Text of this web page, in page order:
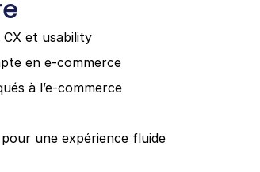
et usability
en e-commerce
à l’e-commerce
une expérience fluide